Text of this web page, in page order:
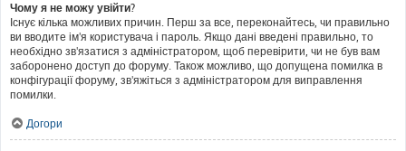
Чому я не можу увійти?
Існує кілька можливих причин. Перш за все, переконайтесь, чи правильно
ви вводите ім'я користувача і пароль. Якщо дані введені правильно, то
необхідно зв'язатися з адміністратором, щоб перевірити, чи не був вам
заборонено доступ до форуму. Також можливо, що допущена помилка в
конфігурації форуму, зв'яжіться з адміністратором для виправлення
помилки.
Догори